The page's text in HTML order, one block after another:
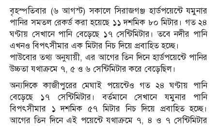
বৃহস্পতিবার (৬ আগস্ট) সকালে সিরাজগঞ্জ হার্ডপয়েন্টে যমুনার
পানির সমতল রেকর্ড করা হয়েছে ১১ দশমিক ৮০ মিটার। গত ২৪
ঘণ্টায় সেখানে পানি বেড়েছে ১৭ সেন্টিমিটার। তবে নদীর পানি
এখনও বিপৎসীমার এক মিটার নিচ দিয়ে প্রবাহিত হচ্ছে।
পাউবোর তথ্য অনুযায়ী, এর আগের তিন দিনে হার্ডপয়েন্টে পানির
উচ্চতা যথাক্রমে ৭, ৫ ও ৬ সেন্টিমিটার করে বেড়েছিল।
অন্যদিকে কাজীপুরের মেঘাই পয়েন্টেও গত ২৪ ঘণ্টায় পানি
বেড়েছে ১৭ সেন্টিমিটার। বর্তমানে সেখানে যমুনার পানি
বিপৎসীমার ১ দশমিক ৫৭ মিটার নিচ দিয়ে প্রবাহিত হচ্ছে।
আগের তিন দিনে এই পয়েন্টে যথাক্রমে ৭, ৪ ও ৭ সেন্টিমিটার